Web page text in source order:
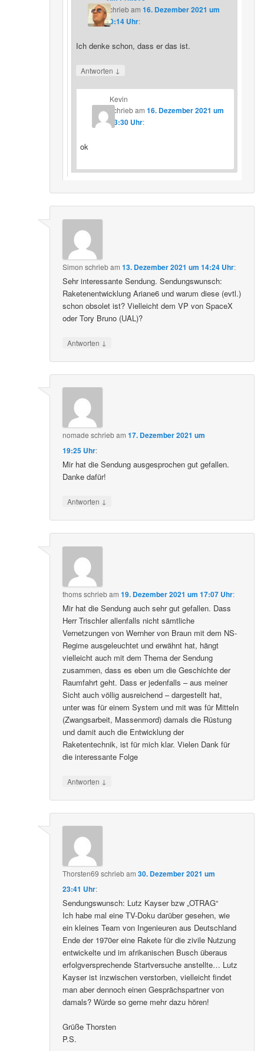
schriebam 16. Dezember 2021 um
20:14 Uhr:
Ich denke schon, dass er das ist.
Antworten ↓
Kevin
schriebam16. Dezember 2021 um
23:30 Uhr:
ok
Simon schriebam13. Dezember 2021 um 14:24 Uhr:
Sehr interessante Sendung. Sendungswunsch:
Raketenentwicklung Ariane6 und warum diese (evtl.)
schon obsolet ist? Vielleicht dem VP von SpaceX
oder Tory Bruno (UAL)?
Antworten ↓
nomade schriebam17. Dezember 2021 um
19:25 Uhr:
Mir hat die Sendung ausgesprochen gut gefallen.
Danke dafür!
Antworten ↓
thomsschriebam19. Dezember 2021 um 17:07 Uhr:
Mir hat die Sendung auch sehr gut gefallen. Dass
Herr Trischler allenfalls nicht sämtliche
Vernetzungen von Wernher von Braun mit dem NS-
Regime ausgeleuchtet und erwähnt hat, hängt
vielleicht auch mit dem Thema der Sendung
zusammen, dass es eben um die Geschichte der
Raumfahrt geht. Dass er jedenfalls – aus meiner
Sicht auch völlig ausreichend – dargestellt hat,
unter was für einem System und mit was für Mitteln
(Zwangsarbeit, Massenmord) damals die Rüstung
und damit auch die Entwicklung der
Raketentechnik, ist für mich klar. Vielen Dank für
die interessante Folge
Antworten ↓
Thorsten69 schriebam30. Dezember 2021 um
23:41 Uhr:
Sendungswunsch: Lutz Kayser bzw „OTRAG“
Ich habe mal eine TV-Doku darüber gesehen, wie
ein kleines Team von Ingenieuren aus Deutschland
Ende der 1970er eine Rakete für die zivile Nutzung
entwickelte und im afrikanischen Busch überaus
erfolgversprechende Startversuche anstellte… Lutz
Kayser ist inzwischen verstorben, vielleicht findet
man aber dennoch einen Gesprächspartner von
damals? Würde so gerne mehr dazu hören!
Grüße Thorsten
P.S.